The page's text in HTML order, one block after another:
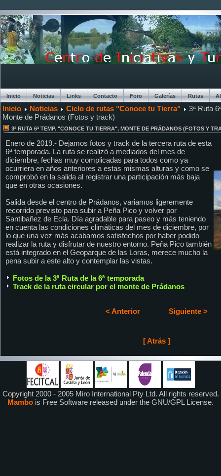
Inicio Noticias Links Contacto Foro Galerías Rutas
Chat
Inicio Noticias Ciclo de rutas "Conoce tu Tierra"
3ª Ruta
Monte de Prádanos (Fotos y track)
3ª RUTA 6ª TEMP. "CONOCE TU TIERRA", MONTE DE PRÁDANOS (FOTOS Y
Enero de 2019.- Dejamos fotos y track de la tercera ruta de esta
6ª temporada. La ruta se realizó a mediados del mes de
diciembre, fechas muy complicadas para todos como ya
ocurriera en años anteriores a estas mismas alturas y como se
comprobó en la salida al registrar una participación más baja
que en otras ocasiones.
Salida desde el centro de Prádanos, variamos ligeremente
recorrido previsto para subir a Peña Pico y volver por
Santibañez de Ecla. Día agradable para paseo y más teniendo
en cuenta las condiciones climáticas del mes de diciembre, por
lo que una vez más acabamos satisfechos por haber podido
realizar la ruta y disfrutar de nuestro entorno. Peña Pico también
está integrado en el Geoparque de las Loras, merece mucho la
pena subir a este alto y contemplar las vistas.
Fotos de la 3ª Ruta de la 6ª temporada
Track de la ruta circular por el monte de Prádanos
< Anterior Siguiente >
[ Atrás ]
Copyright 2000 - 2005 Miro International Pty Ltd. All rights reserved.
Mambo is Free Software released under the GNU/GPL License.